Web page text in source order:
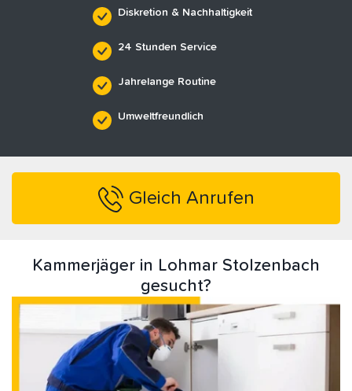
Diskretion & Nachhaltigkeit
24 Stunden Service
Jahrelange Routine
Umweltfreundlich
Gleich Anrufen
Kammerjäger in Lohmar Stolzenbach
gesucht?